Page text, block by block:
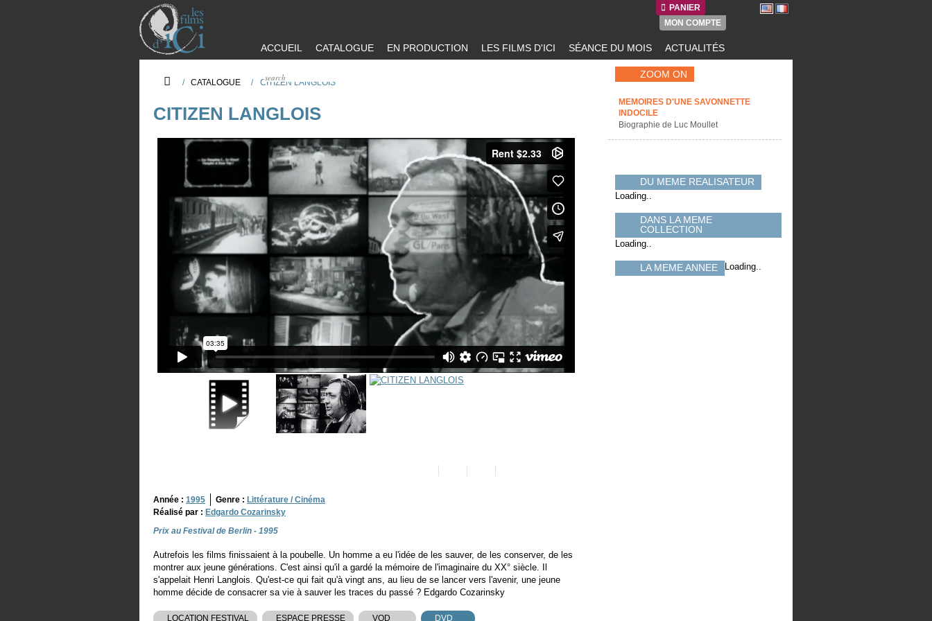
PANIER
MON COMPTE
ACCUEIL CATALOGUE EN PRODUCTION LES FILMS D'ICI SÉANCE DU MOIS ACTUALITÉS
/ CATALOGUE / CITIZEN LANGLOIS
CITIZEN LANGLOIS
Année : 1995 Genre : Littérature / Cinéma
Réalisé par : Edgardo Cozarinsky
Prix au Festival de Berlin - 1995
Autrefois les films finissaient à la poubelle. Un homme a eu l'idée de les sauver, de les conserver, de les
montrer aux jeune générations. C'est ainsi qu'il a gardé la mémoire de l'imaginaire du XX° siècle. Il
s'appelait Henri Langlois. Qu'est-ce qui fait qu'à vingt ans, au lieu de se lancer vers l'avenir, une jeune
homme décide de consacrer sa vie à sauver les traces du passé ? Edgardo Cozarinsky
LOCATION FESTIVAL ESPACE PRESSE VOD DVD
ZOOM ON
MEMOIRES D'UNE SAVONNETTE
INDOCILE
Biographie de Luc Moullet
DU MEME REALISATEUR
Loading..
DANS LA MEME
COLLECTION
Loading..
LA MEME ANNEE Loading..